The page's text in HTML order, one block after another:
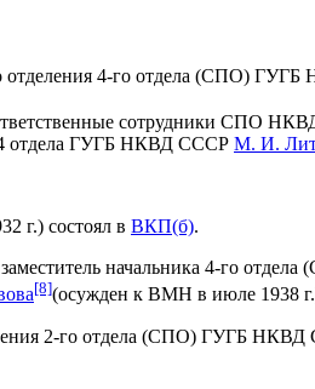
отделения 4-го отдела (СПО)
сотрудники СПО
отдела ГУГБ НКВД СССР М. И.
г.) состоял в ВКП(б).
начальника 4-го
[8](осужден к ВМН в июле 1938
2-го отдела (СПО) ГУГБ НКВД